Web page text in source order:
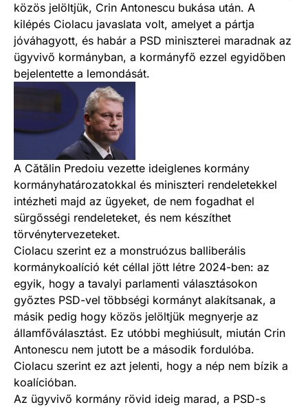
közös jelöltjük, Crin Antonescu bukása után. A
kilépés Ciolacu javaslata volt, amelyet a pártja
jóváhagyott, és habár a PSD miniszterei maradnak az
ügyvivő kormányban, a kormányfő ezzel egyidőben
bejelentette a lemondását.
A Cătălin Predoiu vezette ideiglenes kormány
kormányhatározatokkal és miniszteri rendeletekkel
intézheti majd az ügyeket, de nem fogadhat el
sürgősségi rendeleteket, és nem készíthet
törvénytervezeteket.
Ciolacu szerint ez a monstruózus balliberális
kormánykoalíció két céllal jött létre 2024-ben: az
egyik, hogy a tavalyi parlamenti választásokon
győztes PSD-vel többségi kormányt alakítsanak, a
másik pedig hogy közös jelöltjük megnyerje az
államfőválasztást. Ez utóbbi meghiúsult, miután Crin
Antonescu nem jutott be a második fordulóba.
Ciolacu szerint ez azt jelenti, hogy a nép nem bízik a
koalícióban.
Az ügyvivő kormány rövid ideig marad, a PSD-s